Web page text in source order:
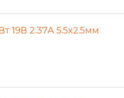
19В 2.37A 5.5x2.5мм